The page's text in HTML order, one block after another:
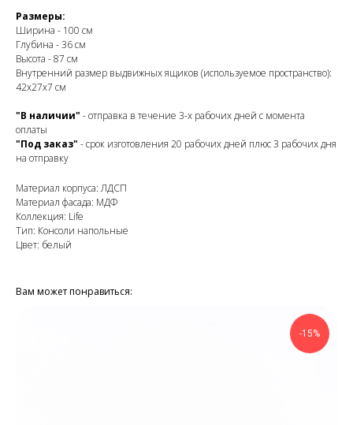
Размеры:
Ширина - 100 см
Глубина - 36 см
Высота - 87 см
Внутренний размер выдвижных ящиков (используемое пространство):
42х27х7 см
"В наличии" - отправка в течение 3-х рабочих дней с момента
оплаты
"Под заказ" - срок изготовления 20 рабочих дней плюс 3 рабочих дня
на отправку
Материал корпуса: ЛДСП
Материал фасада: МДФ
Коллекция: Life
Тип: Консоли напольные
Цвет: белый
Вам может понравиться:
-15%